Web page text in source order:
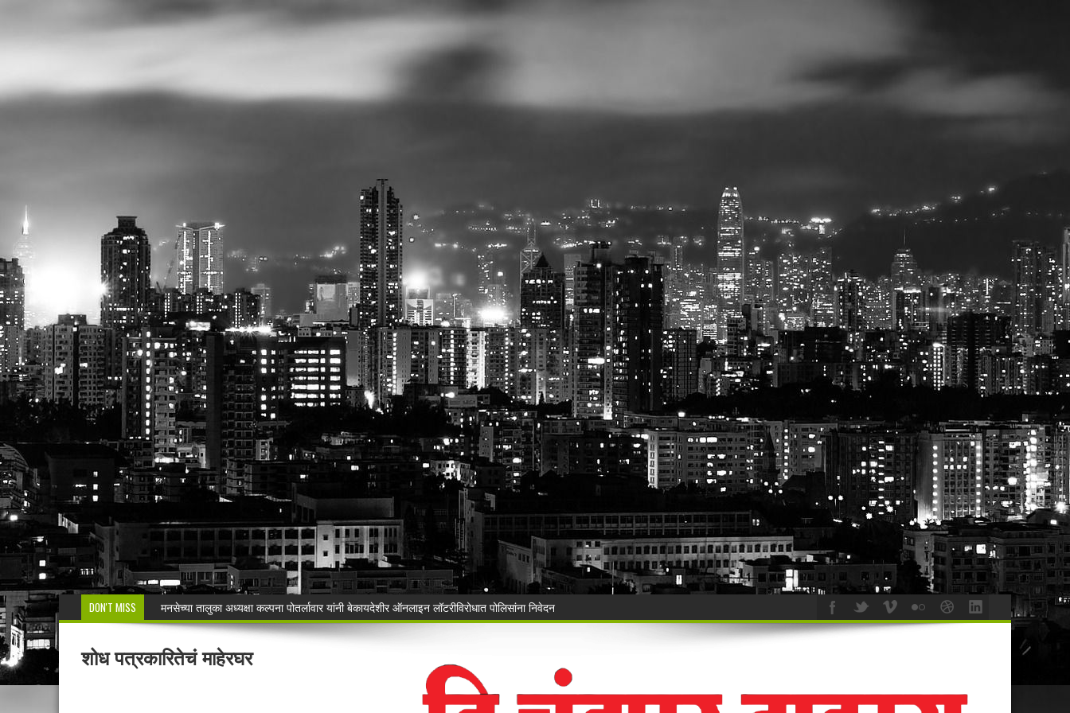
DON'T MISS
मनसेच्या तालुका अध्यक्षा कल्पना पोतर्लावार यांनी बेकायदेशीर ऑनलाइन लॉटरीविरोधात पोलिसांना निवेदन
वरोरा येथे कारगिल विजयदीन साजरा Kargil Vijay Deen celebrated in Warora
🚨 धडाकेबाज कारवाई! LCBच्या थरारक पाठलागानंतर ३५ गोवंशांची सुटका; २२.३५ लाखांचा मुद्देमाल जप्त
वाढदिवसाचा आनंद हिरवाईला अर्पण; रुपेश कुतरमारे यांचा वृक्षसंवर्धनाचा प्रेरणादायी संकल्प
शोध पत्रकारितेचं माहेरघर